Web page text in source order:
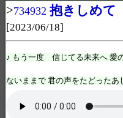
>734932 抱きしめ
[2023/06/18]
♪ もう一度 信じてる未来へ
ないままで 君の声をたどった